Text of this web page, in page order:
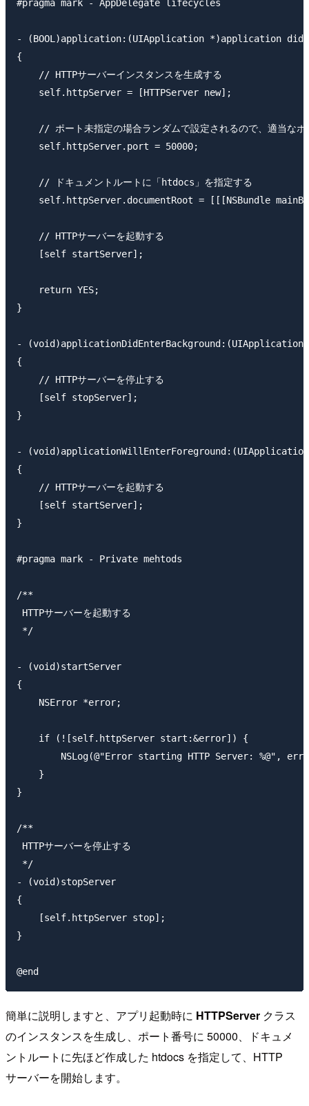
#pragma mark - AppDelegate lifecycles
- (BOOL)application:(UIApplication *)application
{
    // HTTPサーバーインスタンスを生成する
    self.httpServer = [HTTPServer new];
// ポート未指定の場合ランダムで設定されるので、適当なポ
    self.httpServer.port = 50000;
    // ドキュメントルートに「htdocs」を指定する
self.httpServer.documentRoot = [[[NSBundle
    // HTTPサーバーを起動する
    [self startServer];
    return YES;
}
-
{
    // HTTPサーバーを停止する
    [self stopServer];
}
-
{
    // HTTPサーバーを起動する
    [self startServer];
}
#pragma mark - Private mehtods
/**
HTTPサーバーを起動する
*/
- (void)startServer
{
    NSError *error;
    if (![self.httpServer start:&error]) {
NSLog(@"Error starting HTTP Server: %@",
    }
}
/**
HTTPサーバーを停止する
*/
- (void)stopServer
{
    [self.httpServer stop];
}
簡単に説明しますと、アプリ起動時に HTTPServer クラス
のインスタンスを生成し、ポート番号に 50000、ドキュメ
ントルートに先ほど作成した htdocs を指定して、HTTP
サーバーを開始します。